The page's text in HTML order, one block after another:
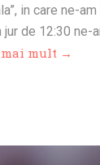
in care ne-
de 12:30 ne-
mai mult →